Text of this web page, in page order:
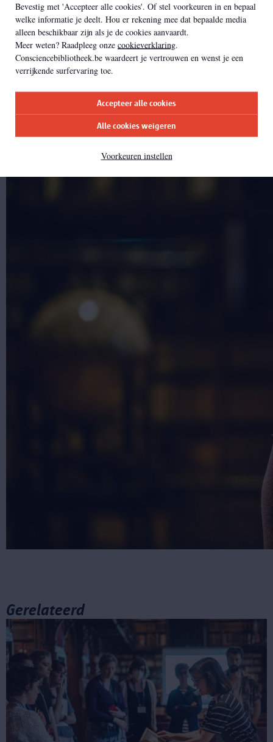
Bevestig met 'Accepteer alle cookies'. Of stel voorkeuren in en bepaal
welke informatie je deelt. Hou er rekening mee dat bepaalde media
alleen beschikbaar zijn als je de cookies aanvaardt.
Meer weten? Raadpleeg onze cookieverklaring.
Consciencebibliotheek.be waardeert je vertrouwen en wenst je een
verrijkende surfervaring toe.
Accepteer alle cookies
Alle cookies weigeren
Voorkeuren instellen
Leni Albertyn
Werkt hier sinds 2004
Studeerde Architectuur
Werkte mee aan o.a. Antwerpen Modejaar 2001 en aan Expo 2000 in
Hannover
weg
Wil je de Nottebohmzaal huren? Stuur Leni een mailtje.
leni.albertyn@antwerpen.be/ 0471 35 33 46
Gerelateerd